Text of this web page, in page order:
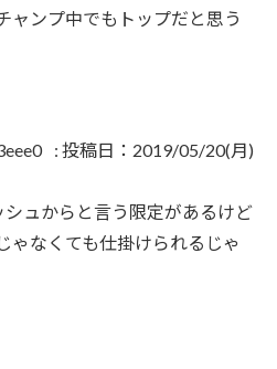
ャンプ中でもトップだと思う
: 投稿日：2019/05/20(月)
シュからと言う限定があるけど
ゃなくても仕掛けられるじゃ